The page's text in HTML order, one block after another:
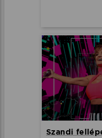
Szandi